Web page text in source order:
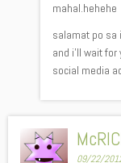
mahal.hehehe
salamat po sa
and i’ll wait
social media
09/22/